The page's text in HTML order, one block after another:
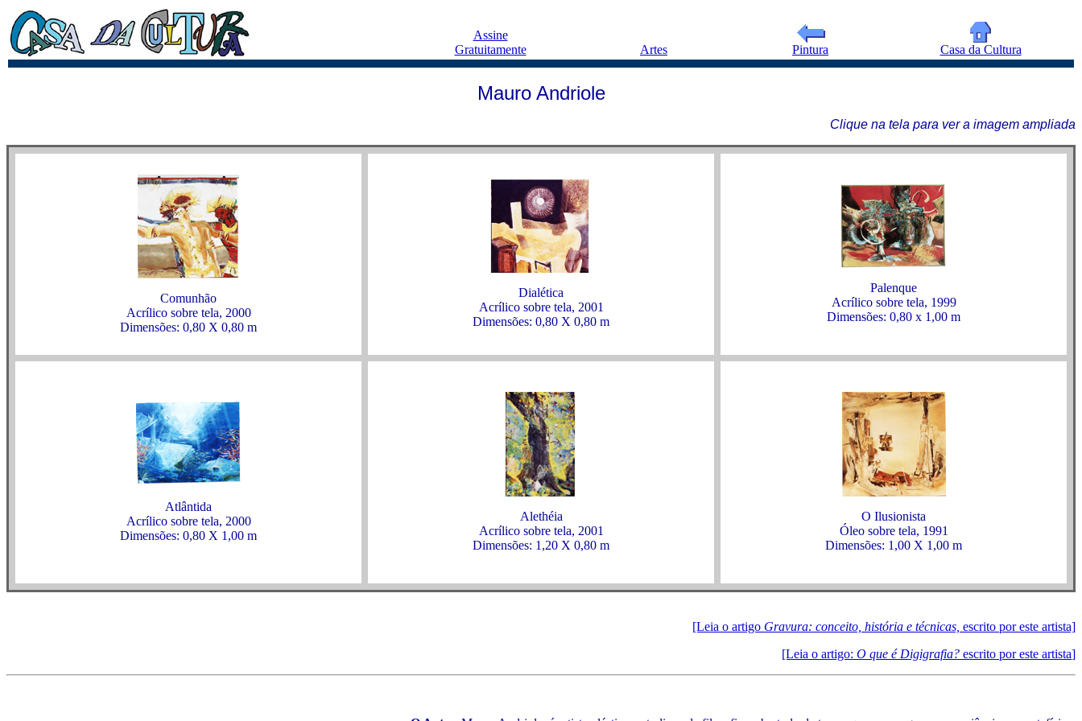
Assine
Gratuitamente
Artes Pintura Casa da Cultura
Mauro Andriole
Clique na tela para ver a imagem ampliada
Comunhão
Acrílico sobre tela, 2000
Dimensões: 0,80 X 0,80 m
Dialética
Acrílico sobre tela, 2001
Dimensões: 0,80 X 0,80 m
Palenque
Acrílico sobre tela, 1999
Dimensões: 0,80 x 1,00 m
Atlântida
Acrílico sobre tela, 2000
Dimensões: 0,80 X 1,00 m
Alethéia
Acrílico sobre tela, 2001
Dimensões: 1,20 X 0,80 m
O Ilusionista
Óleo sobre tela, 1991
Dimensões: 1,00 X 1,00 m
[Leia o artigo Gravura: conceito, história e técnicas, escrito por este artista]
[Leia o artigo: O que é Digigrafia? escrito por este artista]